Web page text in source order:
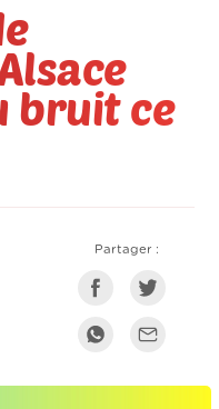
bruit ce
Partager :